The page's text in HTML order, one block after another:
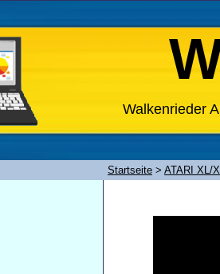
Walkenrieder
Startseite > ATARI XL/